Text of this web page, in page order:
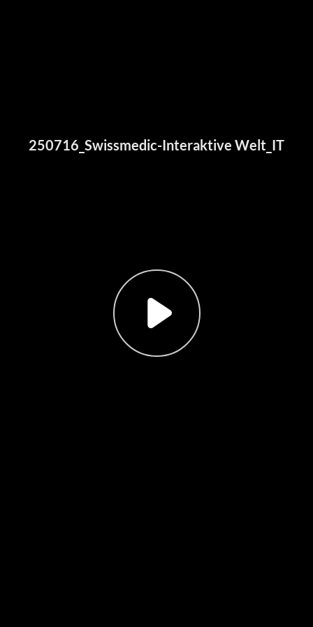
250716_Swissmedic-Interaktive Welt_IT